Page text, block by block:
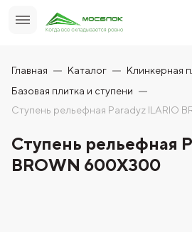
Главная Каталог
Клинкерная
Базовая плитка и ступени
Ступень рельефная Paradyz ILARIO
Ступень рельефная
BROWN 600X300